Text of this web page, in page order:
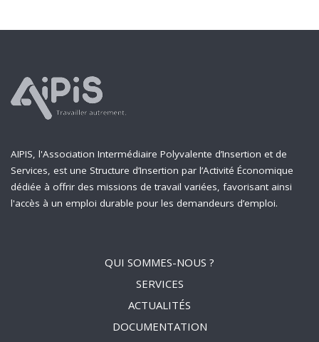
AIPIS, l'Association Intermédiaire Polyvalente d’Insertion et de
Services, est une Structure d’Insertion par l’Activité Économique
dédiée à offrir des missions de travail variées, favorisant ainsi
l'accès à un emploi durable pour les demandeurs d’emploi.
QUI SOMMES-NOUS ?
SERVICES
ACTUALITÉS
DOCUMENTATION